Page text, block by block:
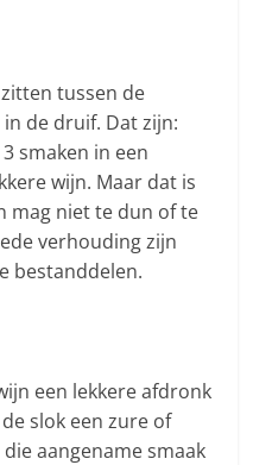
tussen de
de druif. Dat zijn:
smaken in een
wijn. Maar dat is
mag niet te dun of te
verhouding zijn
bestanddelen.
een lekkere afdronk
slok een zure of
aangename smaak